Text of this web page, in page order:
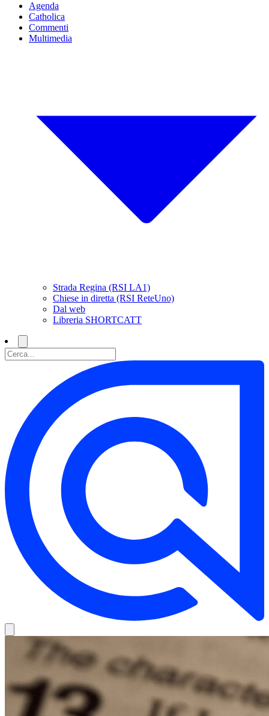
Agenda
Catholica
Commenti
Multimedia
Strada Regina (RSI LA1)
Chiese in diretta (RSI ReteUno)
Dal web
Libreria SHORTCATT